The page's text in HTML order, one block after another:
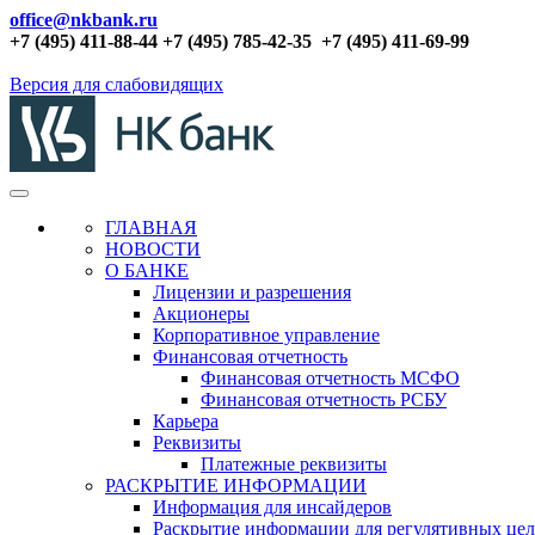
office@nkbank.ru
+7 (495) 411-88-44 +7 (495) 785-42-35 +7 (495) 411-69-99
Версия для слабовидящих
ГЛАВНАЯ
НОВОСТИ
О БАНКЕ
Лицензии и разрешения
Акционеры
Корпоративное управление
Финансовая отчетность
Финансовая отчетность МСФО
Финансовая отчетность РСБУ
Карьера
Реквизиты
Платежные реквизиты
РАСКРЫТИЕ ИНФОРМАЦИИ
Информация для инсайдеров
Раскрытие информации для регулятивных